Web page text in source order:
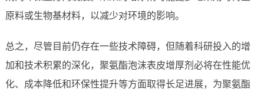
原料或生物基材料，以减少对环境的影响。
总之，尽管目前仍存在一些技术障碍，但随着科研投入的增
加和技术积累的深化，聚氨酯泡沫表皮增厚剂必将在性能优
化、成本降低和环保性提升等方面取得长足进展，为聚氨酯